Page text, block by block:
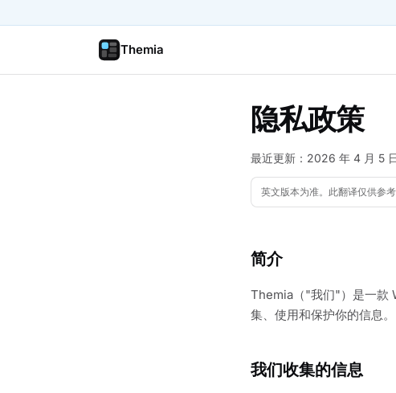
Themia
隐私政策
最近更新：2026 年 4 月 5
英文版本为准。此翻译仅供参考
简介
Themia（"我们"）是一款
集、使用和保护你的信息。
我们收集的信息